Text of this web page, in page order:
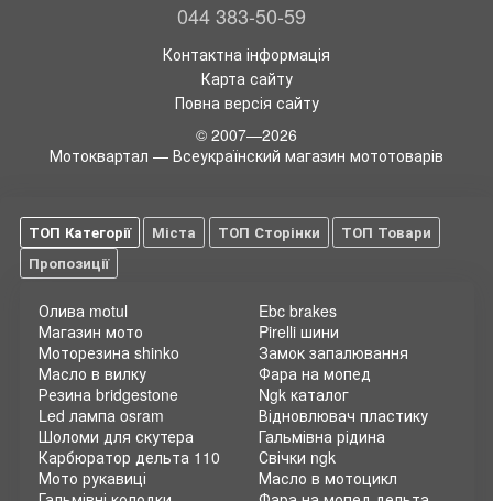
044 383-50-59
Контактна інформація
Карта сайту
Повна версія сайту
© 2007—2026
Мотоквартал — Всеукраїнский магазин мототоварів
ТОП Категорії Міста ТОП Сторінки
ТОП Товари
Пропозиції
Олива motul
Магазин мото
Моторезина shinko
Масло в вилку
Резина bridgestone
Led лампа osram
Шоломи для скутера
Карбюратор дельта 110
Ebc brakes
Pirelli шини
Замок запалювання
Фара на мопед
Ngk каталог
Відновлювач пластику
Гальмівна рідина
Свічки ngk
Мото рукавиці
Масло в мотоцикл